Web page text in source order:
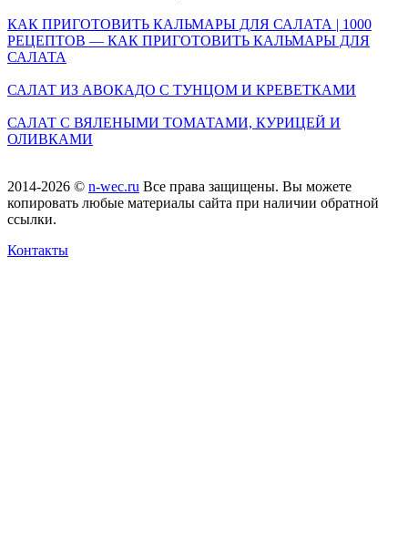
КАК ПРИГОТОВИТЬ КАЛЬМАРЫ ДЛЯ САЛАТА | 1000
РЕЦЕПТОВ — КАК ПРИГОТОВИТЬ КАЛЬМАРЫ ДЛЯ
САЛАТА
САЛАТ ИЗ АВОКАДО С ТУНЦОМ И КРЕВЕТКАМИ
САЛАТ С ВЯЛЕНЫМИ ТОМАТАМИ, КУРИЦЕЙ И
ОЛИВКАМИ
2014-2026 © n-wec.ru Все права защищены. Вы можете
копировать любые материалы сайта при наличии обратной
ссылки.
Контакты